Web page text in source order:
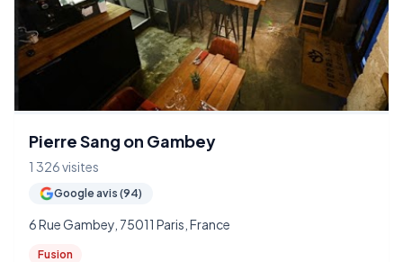
Pierre Sang on Gambey
1 326 visites
Google avis (94)
6 Rue Gambey, 75011 Paris, France
Fusion